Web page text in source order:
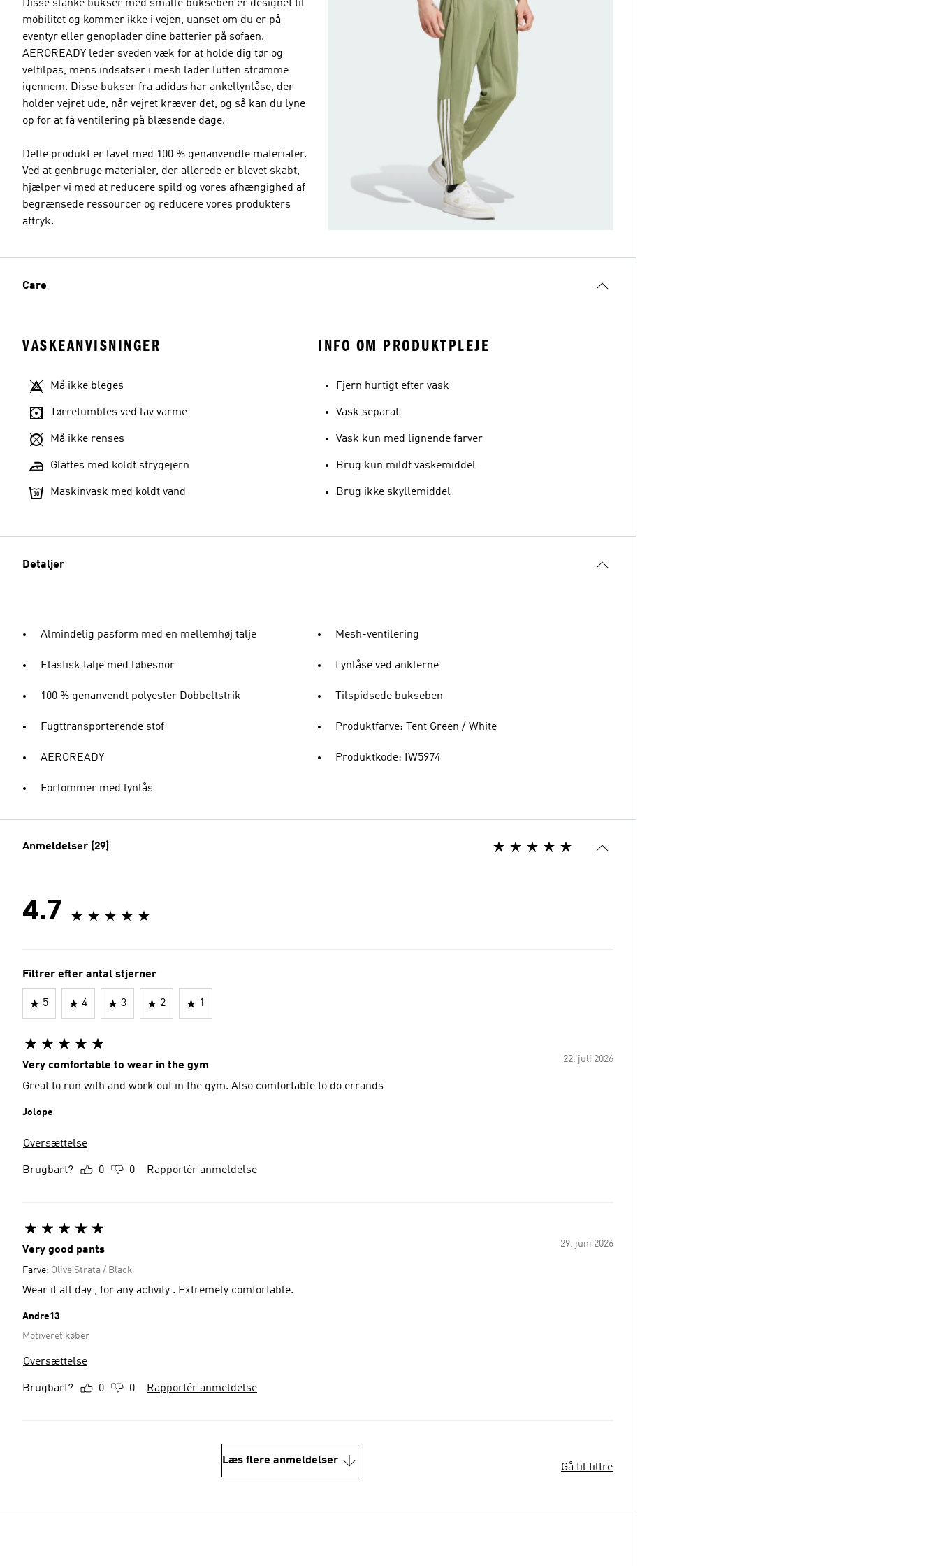
Disse slanke bukser med smalle bukseben er designet til
mobilitet og kommer ikke i vejen, uanset om du er på
eventyr eller genoplader dine batterier på sofaen.
AEROREADY leder sveden væk for at holde dig tør og
veltilpas, mens indsatser i mesh lader luften strømme
igennem. Disse bukser fra adidas har ankellynlåse, der
holder vejret ude, når vejret kræver det, og så kan du lyne
op for at få ventilering på blæsende dage.
Dette produkt er lavet med 100 % genanvendte materialer.
Ved at genbruge materialer, der allerede er blevet skabt,
hjælper vi med at reducere spild og vores afhængighed af
begrænsede ressourcer og reducere vores produkters
aftryk.
Care
VASKEANVISNINGER
Må ikke bleges
Tørretumbles ved lav varme
Må ikke renses
Glattes med koldt strygejern
Maskinvask med koldt vand
INFO OM PRODUKTPLEJE
Fjern hurtigt efter vask
Vask separat
Vask kun med lignende farver
Brug kun mildt vaskemiddel
Brug ikke skyllemiddel
Detaljer
Almindelig pasform med en mellemhøj talje
Elastisk talje med løbesnor
100 % genanvendt polyester Dobbeltstrik
Fugttransporterende stof
AEROREADY
Forlommer med lynlås
Mesh-ventilering
Lynlåse ved anklerne
Tilspidsede bukseben
Produktfarve: Tent Green / White
Produktkode: IW5974
Anmeldelser (29)
4.7
Filtrer efter antal stjerner
5 4 3 2 1
22. juli 2026
Very comfortable to wear in the gym
Great to run with and work out in the gym. Also comfortable to do errands
Jolope
Oversættelse
Brugbart? 0 0 Rapportér anmeldelse
29. juni 2026
Very good pants
Farve: Olive Strata / Black
Wear it all day , for any activity . Extremely comfortable.
Andre13
Motiveret køber
Oversættelse
Brugbart? 0 0 Rapportér anmeldelse
Læs flere anmeldelser
Gå til filtre